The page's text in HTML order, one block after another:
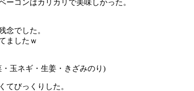
コンはカリカリで美味しかった。
念でした。
ましたｗ
玉ネギ・生姜・きざみのり)
てびっくりした。